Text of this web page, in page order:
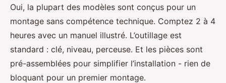
Oui, la plupart des modèles sont conçus pour un
montage sans compétence technique. Comptez 2 à 4
heures avec un manuel illustré. L’outillage est
standard : clé, niveau, perceuse. Et les pièces sont
pré-assemblées pour simplifier l’installation - rien de
bloquant pour un premier montage.